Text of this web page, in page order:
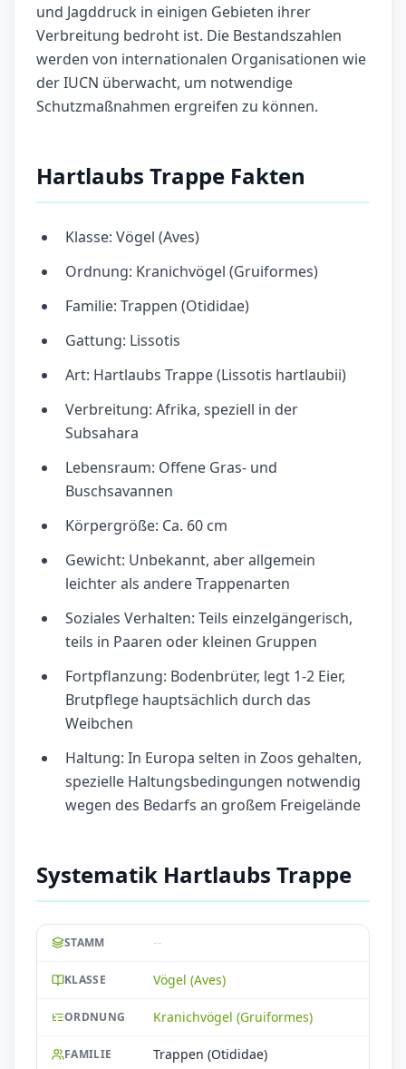
und Jagddruck in einigen Gebieten ihrer
Verbreitung bedroht ist. Die Bestandszahlen
werden von internationalen Organisationen wie
der IUCN überwacht, um notwendige
Schutzmaßnahmen ergreifen zu können.
Hartlaubs Trappe Fakten
Klasse: Vögel (Aves)
Ordnung: Kranichvögel (Gruiformes)
Familie: Trappen (Otididae)
Gattung: Lissotis
Art: Hartlaubs Trappe (Lissotis hartlaubii)
Verbreitung: Afrika, speziell in der
Subsahara
Lebensraum: Offene Gras- und
Buschsavannen
Körpergröße: Ca. 60 cm
Gewicht: Unbekannt, aber allgemein
leichter als andere Trappenarten
Soziales Verhalten: Teils einzelgängerisch,
teils in Paaren oder kleinen Gruppen
Fortpflanzung: Bodenbrüter, legt 1-2 Eier,
Brutpflege hauptsächlich durch das
Weibchen
Haltung: In Europa selten in Zoos gehalten,
spezielle Haltungsbedingungen notwendig
wegen des Bedarfs an großem Freigelände
Systematik Hartlaubs Trappe
STAMM --
KLASSE Vögel (Aves)
ORDNUNG Kranichvögel (Gruiformes)
FAMILIE Trappen (Otididae)